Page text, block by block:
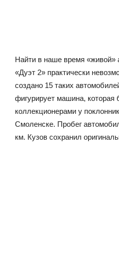
Найти в наше время «живой»
«Дуэт 2» практически
создано 15 таких
фигурирует машина, которая
коллекционерами у
Смоленске. Пробег
км. Кузов сохранил